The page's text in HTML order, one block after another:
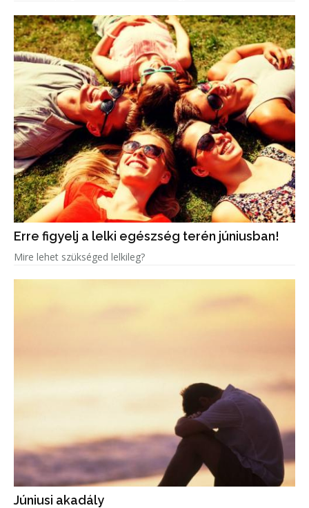
Erre figyelj a lelki egészség terén júniusban!
Mire lehet szükséged lelkileg?
Júniusi akadály